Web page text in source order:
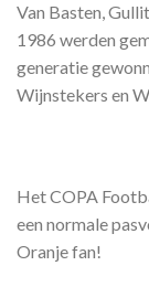
Van Basten,
1986 werden
generatie
Wijnstekers en
Het COPA
een normale
Oranje fan!